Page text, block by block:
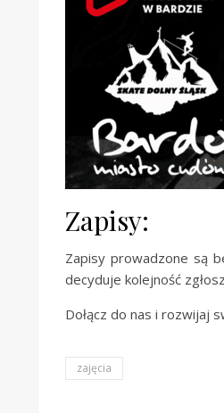
Zapisy:
Zapisy prowadzone są
decyduje kolejność
Dołącz do nas i rozwijaj
zajęcia